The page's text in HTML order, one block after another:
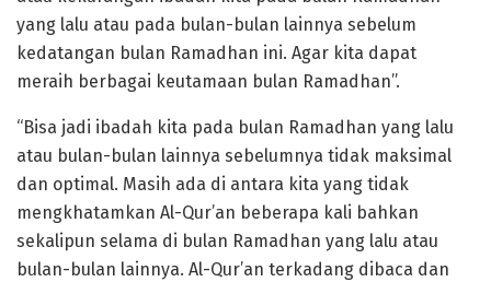
yang lalu atau pada bulan-bulan lainnya sebelum
kedatangan bulan Ramadhan ini. Agar kita dapat
meraih berbagai keutamaan bulan Ramadhan”.
“Bisa jadi ibadah kita pada bulan Ramadhan yang lalu
atau bulan-bulan lainnya sebelumnya tidak maksimal
dan optimal. Masih ada di antara kita yang tidak
mengkhatamkan Al-Qur’an beberapa kali bahkan
sekalipun selama di bulan Ramadhan yang lalu atau
bulan-bulan lainnya. Al-Qur’an terkadang dibaca dan